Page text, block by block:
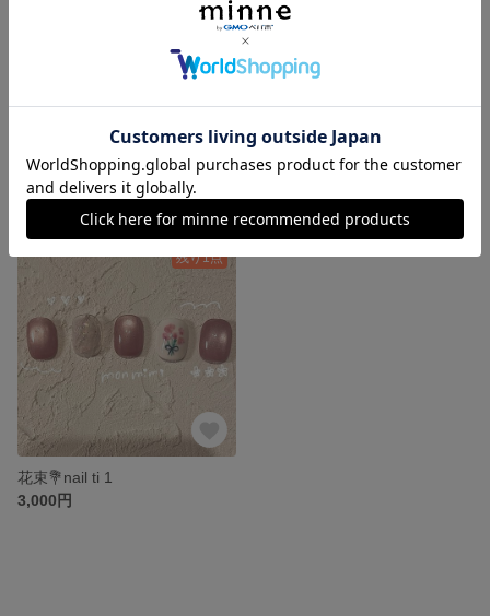
チューリップ🌷ネイルチップ 3
3,300円
Heart💕ネイルチップ 2
3,300円
残り1点
花束💐nail ti 1
3,000円